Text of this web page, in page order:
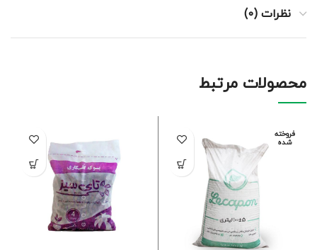
نظرات (0)
محصولات مرتبط
فروخته
شده